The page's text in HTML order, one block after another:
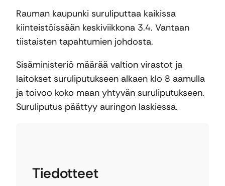
Rauman kaupunki suruliputtaa kaikissa
kiinteistöissään keskiviikkona 3.4. Vantaan
tiistaisten tapahtumien johdosta.
Sisäministeriö määrää valtion virastot ja
laitokset suruliputukseen alkaen klo 8 aamulla
ja toivoo koko maan yhtyvän suruliputukseen.
Suruliputus päättyy auringon laskiessa.
Tiedotteet